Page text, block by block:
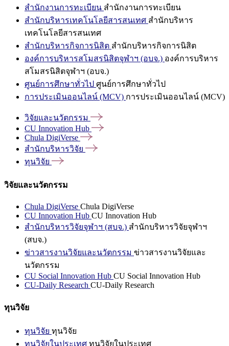
สำนักงานการทะเบียน สำนักงานการทะเบียน
สำนักบริหารเทคโนโลยีสารสนเทศ สำนักบริหาร
เทคโนโลยีสารสนเทศ
สำนักบริหารกิจการนิสิต สำนักบริหารกิจการนิสิต
องค์การบริหารสโมสรนิสิตจุฬาฯ (อบจ.) องค์การบริหาร
สโมสรนิสิตจุฬาฯ (อบจ.)
ศูนย์การศึกษาทั่วไป ศูนย์การศึกษาทั่วไป
การประเมินออนไลน์ (MCV) การประเมินออนไลน์ (MCV)
วิจัยและนวัตกรรม
CU Innovation Hub
Chula DigiVerse
สำนักบริหารวิจัย
ทุนวิจัย
วิจัยและนวัตกรรม
Chula DigiVerse Chula DigiVerse
CU Innovation Hub CU Innovation Hub
สำนักบริหารวิจัยจุฬาฯ (สบจ.) สำนักบริหารวิจัยจุฬาฯ
(สบจ.)
ข่าวสารงานวิจัยและนวัตกรรม ข่าวสารงานวิจัยและ
นวัตกรรม
CU Social Innovation Hub CU Social Innovation Hub
CU-Daily Research CU-Daily Research
ทุนวิจัย
ทุนวิจัย ทุนวิจัย
ทุนวิจัยในประเทศ ทุนวิจัยในประเทศ